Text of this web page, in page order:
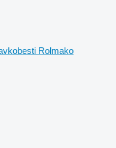
Rolmako